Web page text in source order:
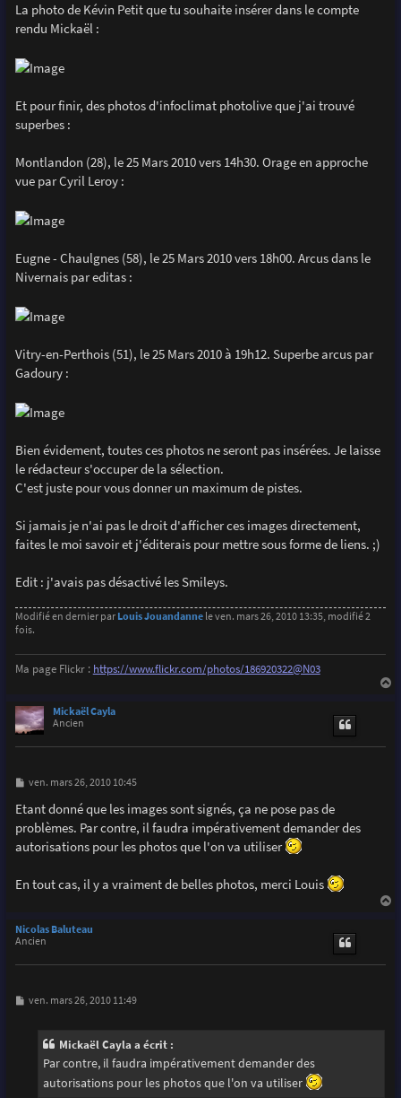
La photo de Kévin Petit que tu souhaite insérer dans le compte
rendu Mickaël :
Et pour finir, des photos d'infoclimat photolive que j'ai trouvé
superbes :
Montlandon (28), le 25 Mars 2010 vers 14h30. Orage en approche
vue par Cyril Leroy :
Eugne - Chaulgnes (58), le 25 Mars 2010 vers 18h00. Arcus dans le
Nivernais par editas :
Vitry-en-Perthois (51), le 25 Mars 2010 à 19h12. Superbe arcus par
Gadoury :
Bien évidement, toutes ces photos ne seront pas insérées. Je laisse
le rédacteur s'occuper de la sélection.
C'est juste pour vous donner un maximum de pistes.
Si jamais je n'ai pas le droit d'afficher ces images directement,
faites le moi savoir et j'éditerais pour mettre sous forme de liens. ;)
Edit : j'avais pas désactivé les Smileys.
Modifié en dernier par Louis Jouandannele ven. mars 26, 2010 13:35, modifié 2
fois.
Ma page Flickr : https://www.flickr.com/photos/186920322@N03
Mickaël Cayla
Ancien
M
s
s
a
g
e
ven. mars 26, 2010 10:45
Etant donné que les images sont signés, ça ne pose pas de
problèmes. Par contre, il faudra impérativement demander des
autorisations pour les photos que l'on va utiliser
En tout cas, il y a vraiment de belles photos, merci Louis
Nicolas Baluteau
Ancien
M
ven. mars 26, 2010 11:49
Mickaël Cayla a écrit :
Par contre, il faudra impérativement demander des
autorisations pour les photos que l'on va utiliser